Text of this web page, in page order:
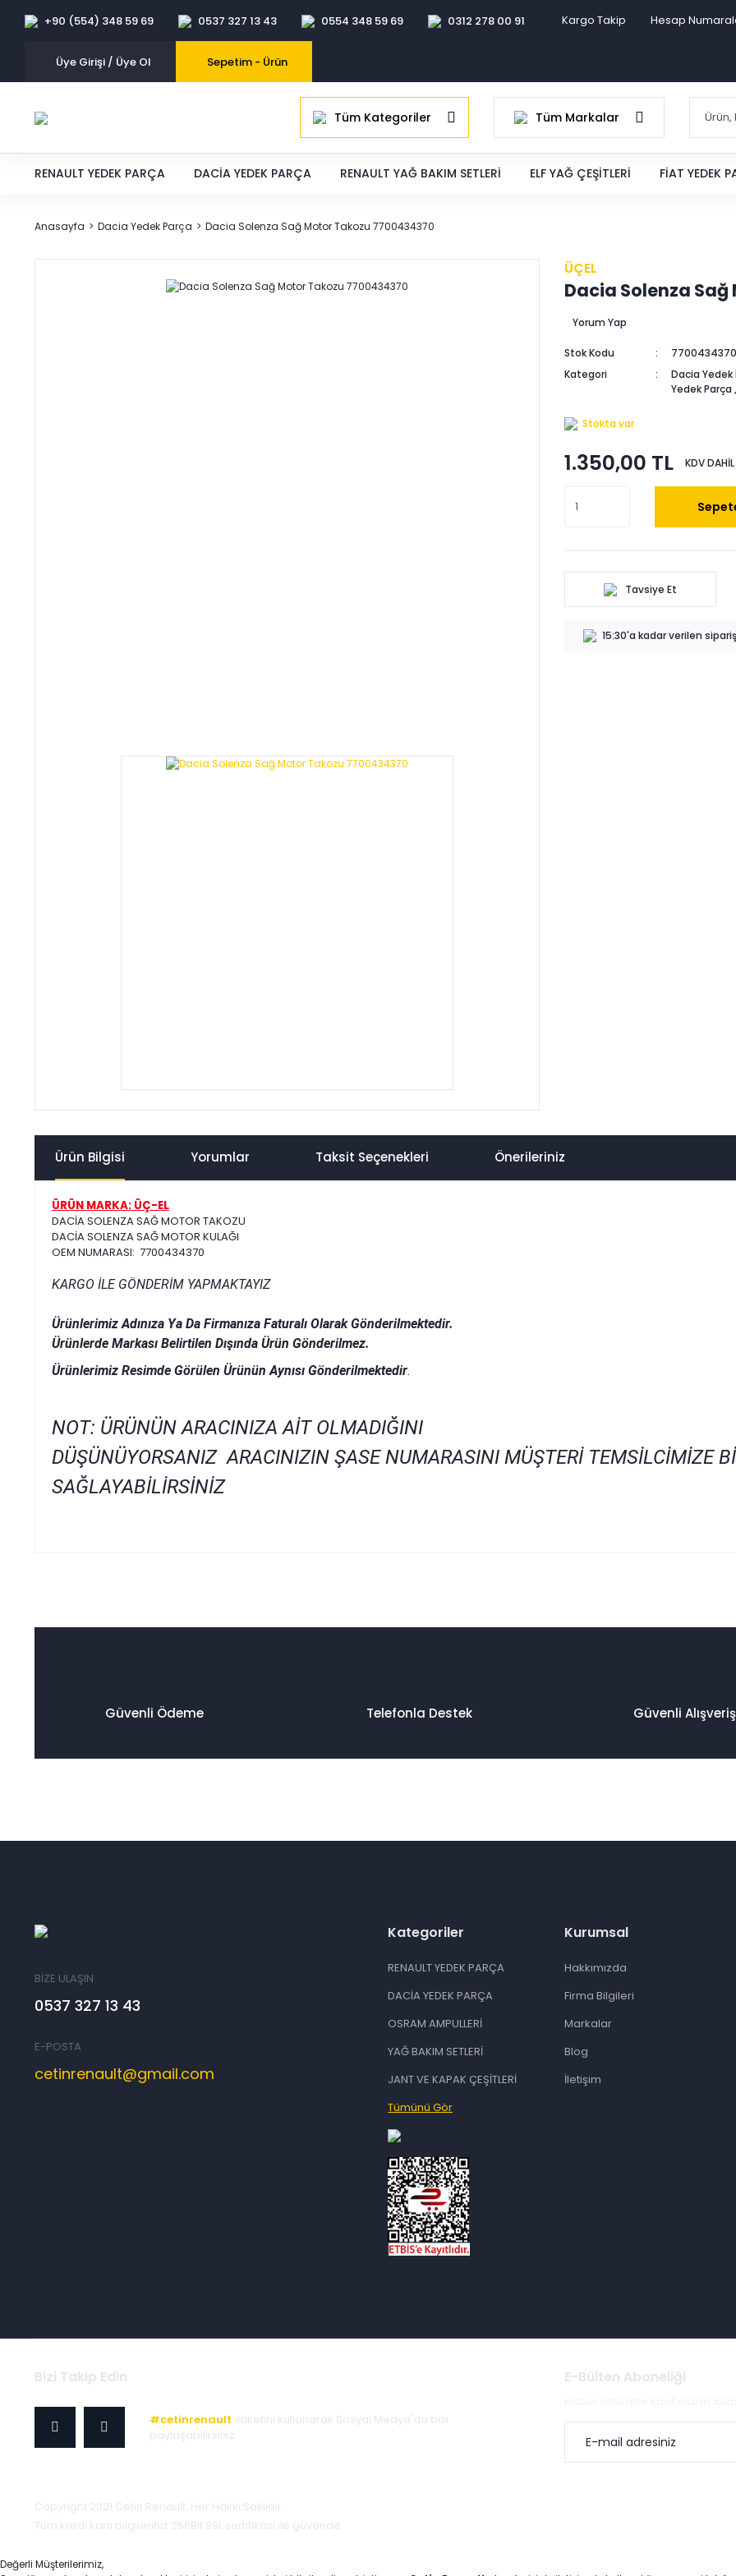
+90 (554) 348 59 69 0537 327 13 43 0554 348 59 69 0312 278 00 91 Kargo Takip Hesap
Üye Girişi / Üye Ol Sepetim - Ürün
Tüm Kategoriler Tüm Markalar
RENAULT YEDEK PARÇA DACIA YEDEK PARÇA RENAULT YAĞ BAKIM SETLERI ELF YAĞ ÇEŞITLERI FIAT YEDEK
Anasayfa Dacia Yedek Parça Dacia Solenza Sağ Motor Takozu 7700434370
ÜÇEL
Dacia Solenza
Yorum Yap
Stok Kodu
Kategori
Dacia Yedek
Yedek Parça ,
Stokta var
1.350,00 TL KDV DAHİL
Tavsiye Et
15:30'a kadar verilen
Ürün Bilgisi Yorumlar Taksit Seçenekleri Önerileriniz
ÜRÜN MARKA: ÜÇ-EL
DACİA SOLENZA SAĞ MOTOR TAKOZU
DACİA SOLENZA SAĞ MOTOR KULAĞI
OEM NUMARASI: 7700434370
KARGO İLE GÖNDERİM YAPMAKTAYIZ
Ürünlerimiz Adınıza Ya Da Firmanıza Faturalı Olarak Gönderilmektedir.
Ürünlerde Markası Belirtilen Dışında Ürün Gönderilmez.
Ürünlerimiz Resimde Görülen Ürünün Aynısı Gönderilmektedir.
NOT: ÜRÜNÜN ARACINIZA AİT OLMADIĞINI
DÜŞÜNÜYORSANIZ ARACINIZIN ŞASE NUMARASINI MÜŞTERİ TEMSİLCİMİZE
SAĞLAYABİLİRSİNİZ
Ürün fiyatı diğer sitelerden daha pahalı.
Güvenli Ödeme Telefonla Destek Güvenli Alışveriş
BİZE ULAŞIN
0537 327 13 43
E-POSTA
cetinrenault@gmail.com
Kategoriler
RENAULT YEDEK PARÇA
DACİA YEDEK PARÇA
OSRAM AMPULLERİ
YAĞ BAKIM SETLERİ
JANT VE KAPAK ÇEŞİTLERİ
Tümünü Gör
Kurumsal
Hakkımızda
Firma Bilgileri
Markalar
Blog
İletişim
Bizi Takip Edin
#cetinrenault etiketini kullanarak Sosyal Medya'da bizi
paylaşabilirsiniz.
E-Bülten Aboneliği
Copyright 2021 Cetin Renault. Her Hakkı Saklıdır.
Tüm kredi kartı bilgileriniz 256Bit SSL sertifikası ile güvende.
Değerli Müşterilerimiz,